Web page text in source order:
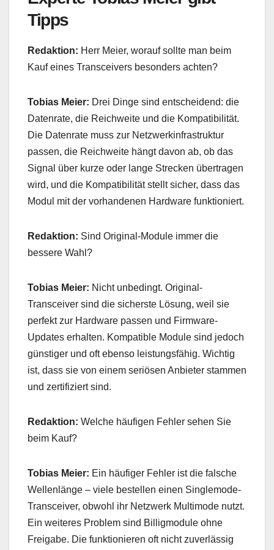
Tipps
Redaktion: Herr Meier, worauf sollte man beim
Kauf eines Transceivers besonders achten?
Tobias Meier: Drei Dinge sind entscheidend: die
Datenrate, die Reichweite und die Kompatibilität.
Die Datenrate muss zur Netzwerkinfrastruktur
passen, die Reichweite hängt davon ab, ob das
Signal über kurze oder lange Strecken übertragen
wird, und die Kompatibilität stellt sicher, dass das
Modul mit der vorhandenen Hardware funktioniert.
Redaktion: Sind Original-Module immer die
bessere Wahl?
Tobias Meier: Nicht unbedingt. Original-
Transceiver sind die sicherste Lösung, weil sie
perfekt zur Hardware passen und Firmware-
Updates erhalten. Kompatible Module sind jedoch
günstiger und oft ebenso leistungsfähig. Wichtig
ist, dass sie von einem seriösen Anbieter stammen
und zertifiziert sind.
Redaktion: Welche häufigen Fehler sehen Sie
beim Kauf?
Tobias Meier: Ein häufiger Fehler ist die falsche
Wellenlänge – viele bestellen einen Singlemode-
Transceiver, obwohl ihr Netzwerk Multimode nutzt.
Ein weiteres Problem sind Billigmodule ohne
Freigabe. Die funktionieren oft nicht zuverlässig